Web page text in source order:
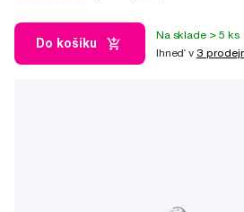
Do košíku
Na sklade > 5 ks
Ihneď v 3